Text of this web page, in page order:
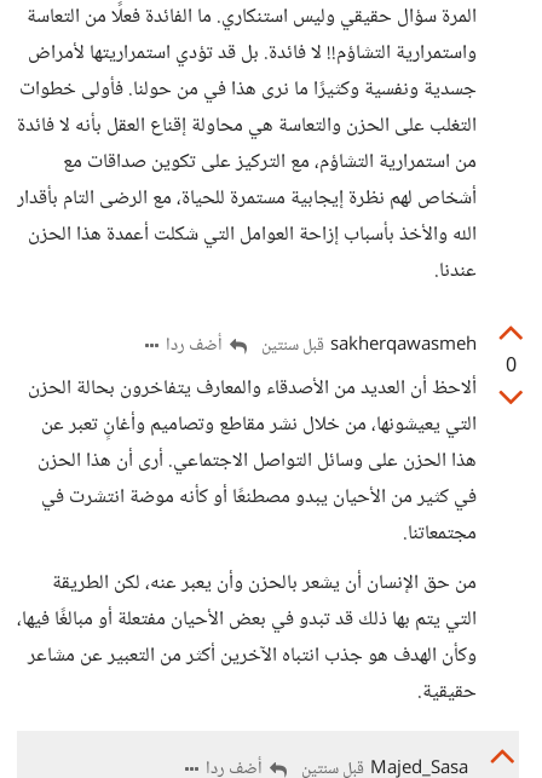
المرة سؤال حقيقي وليس استنكاري. ما الفائدة فعلًا من التعاسة
واستمرارية التشاؤم!! لا فائدة. بل قد تؤدي استمراريتها لأمراض
جسدية ونفسية وكثيرًا ما نرى هذا في من حولنا. فأولى خطوات
التغلب على الحزن والتعاسة هي محاولة إقناع العقل بأنه لا فائدة
من استمرارية التشاؤم، مع التركيز على تكوين صداقات مع
أشخاص لهم نظرة إيجابية مستمرة للحياة، مع الرضى التام بأقدار
الله والأخذ بأسباب إزاحة العوامل التي شكلت أعمدة هذا الحزن
عندنا.
0
sakherqawasmeh قبل سنتين أضف ردا
ألاحظ أن العديد من الأصدقاء والمعارف يتفاخرون بحالة الحزن
التي يعيشونها، من خلال نشر مقاطع وتصاميم وأغانٍ تعبر عن
هذا الحزن على وسائل التواصل الاجتماعي. أرى أن هذا الحزن
في كثير من الأحيان يبدو مصطنعًا أو كأنه موضة انتشرت في
مجتمعاتنا.
من حق الإنسان أن يشعر بالحزن وأن يعبر عنه، لكن الطريقة
التي يتم بها ذلك قد تبدو في بعض الأحيان مفتعلة أو مبالغًا فيها،
وكأن الهدف هو جذب انتباه الآخرين أكثر من التعبير عن مشاعر
حقيقية.
Majed_Sasa قبل سنتين أضف ردا